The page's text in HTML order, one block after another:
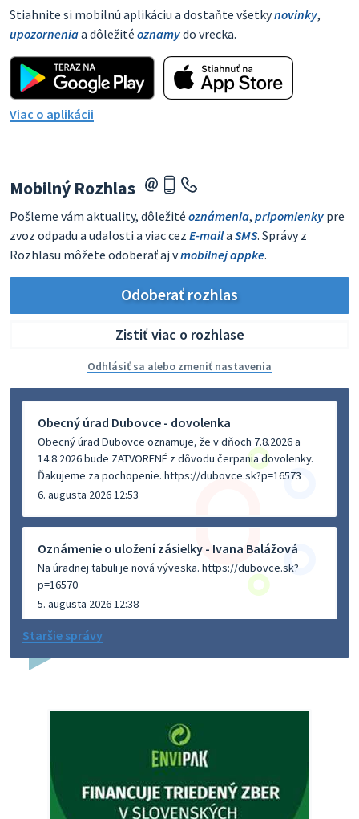
Stiahnite si mobilnú aplikáciu a dostaňte všetkynovinky,
upozorneniaa dôležité oznamydo vrecka.
Viac o aplikácii
Mobilný Rozhlas
Pošleme vám aktuality, dôležité oznámenia, pripomienky pre
zvoz odpadu a udalosti a viac cez E-maila SMS. Správy z
Rozhlasu môžete odoberať aj vmobilnej appke.
Odoberať rozhlas
Zistiť viac o rozhlase
Odhlásiť sa alebo zmeniť nastavenia
Obecný úrad Dubovce - dovolenka
Obecný úrad Dubovce oznamuje, že v dňoch 7.8.2026 a
14.8.2026 bude ZATVORENÉ z dôvodu čerpania dovolenky.
Ďakujeme za pochopenie. https://dubovce.sk?p=16573
6. augusta 2026 12:53
Oznámenie o uložení zásielky - Ivana Balážová
Na úradnej tabuli je nová výveska. https://dubovce.sk?
p=16570
5. augusta 2026 12:38
Dovolenka - MUDr. Marián Sivoň
budeZATVORENÁ z dôvodu čerpania dovolenky. Akútne
prípady bude riešiť MUDr.Fisch…
Zajtrajší zvoz odpadu
Staršie správy